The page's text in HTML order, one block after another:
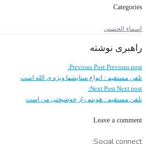
Categories
اسماء الحسنی
راهبری نوشته
Previous Post Previous post:
تلفن مستقیم : انواع ستایشها ویژه ی الله است
Next Post Next post:
تلفن مستقیم : هویتم راز خوشبختی من است
Leave a comment
Social connect: